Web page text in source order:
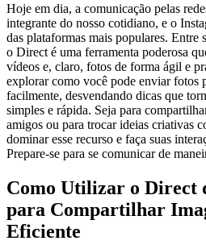
Hoje em ⁢dia, ‌a comunicação pelas
integrante do nosso cotidiano, e o
das plataformas mais populares. Entre
o Direct é uma ferramenta poderosa
vídeos e,‍ claro, fotos de forma ágil e
explorar como você pode enviar fotos
facilmente, desvendando dicas que
simples e rápida. Seja para
amigos ou para trocar ideias criativas
dominar esse recurso e faça​ suas
Prepare-se ‌para se comunicar de
Como ‌Utilizar o Direct
para Compartilhar
Eficiente